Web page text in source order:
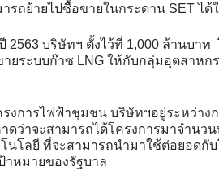
รถย้ายไปซื้อขายในกระดาน SET ได้
2563 บริษัทฯ ตั้งไว้ที่ 1,000 ล้านบา
ายระบบก๊าซ LNG ให้กับกลุ่มอุตสาห
รงการไฟฟ้าชุมชน บริษัทฯอยู่ระหว่าง
ว่าจะสามารถได้โครงการมาจำนว
นโลยี ที่จะสามารถนำมาใช้ต่อยอด
าหมายของรัฐบาล